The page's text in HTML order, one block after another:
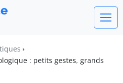
: petits gestes, grands